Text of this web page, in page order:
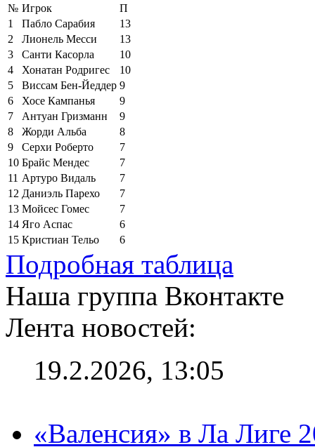
№ Игрок
П
1
Пабло Сарабия
13
2
Лионель Месси
13
3
Санти Касорла
10
4
Хонатан Родригес
10
5
Виссам Бен-Йеддер 9
6
Хосе Кампанья
9
7
Антуан Гризманн
9
8
Жорди Альба
8
9
Серхи Роберто
7
10 Брайс Мендес
7
11 Артуро Видаль
7
12 Даниэль Парехо
7
13 Мойсес Гомес
7
14 Яго Аспас
6
15 Кристиан Тельо 6
Подробная таблица
Наша группа Вконтакте
Лента новостей:
19.2.2026, 13:05
«Валенсия» в Ла Лиге